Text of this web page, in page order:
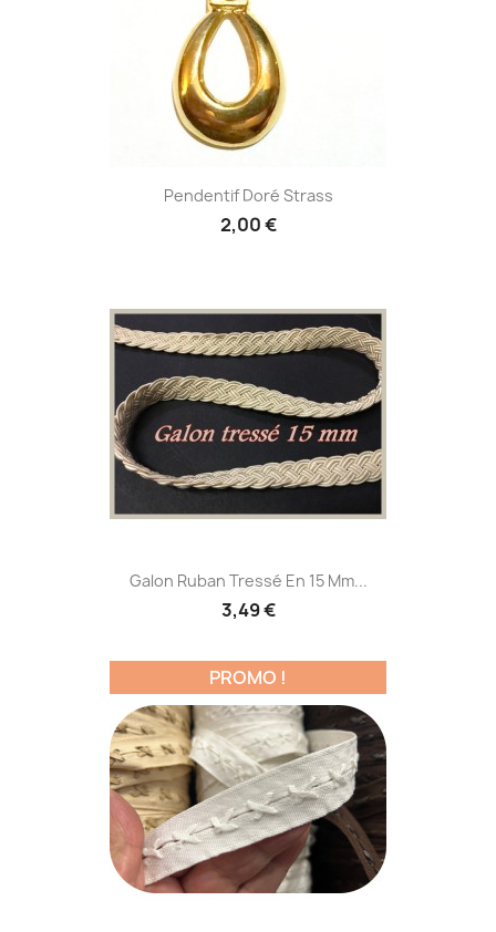
Pendentif Doré Strass
2,00 €
Galon Ruban Tressé En 15 Mm...
3,49 €
PROMO !